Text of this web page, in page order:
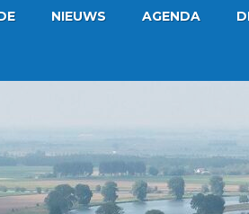
NIEUWS AGENDA